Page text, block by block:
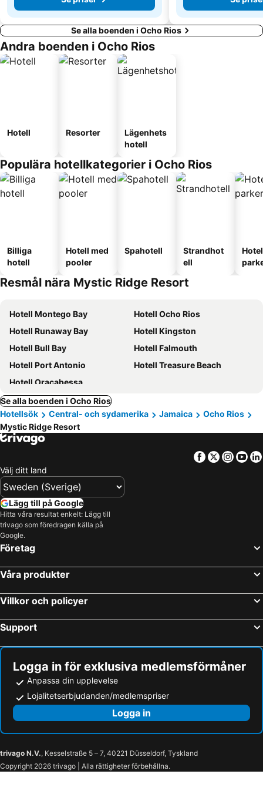
Se alla boenden i Ocho Rios
Andra boenden i Ocho Rios
Hotell Resorter
Lägenhets
hotell
Populära hotellkategorier i Ocho Rios
Billiga
hotell
Hotell med
pooler
Spahotell
Strandhot
ell
Resmål nära Mystic Ridge Resort
Hotell Montego Bay
Hotell Ocho Rios
Hotell Runaway Bay
Hotell Kingston
Hotell Bull Bay
Hotell Falmouth
Hotell Port Antonio
Hotell Treasure Beach
Hotell Oracabessa
Se alla boenden i Ocho Rios
Hotellsök
Central- och sydamerika Jamaica
Ocho Rios
Mystic Ridge Resort
Facebook
Twitter
Välj ditt land
Lägg till på Google
Hitta våra resultat enkelt: Lägg till
trivago som föredragen källa på
Google.
Företag
Våra produkter
Villkor och policyer
Support
Logga in för exklusiva medlemsförmåner
Anpassa din upplevelse
Lojalitetserbjudanden/medlemspriser
Logga in
trivago N.V., Kesselstraße 5 – 7, 40221 Düsseldorf, Tyskland
Copyright 2026 trivago | Alla rättigheter förbehållna.